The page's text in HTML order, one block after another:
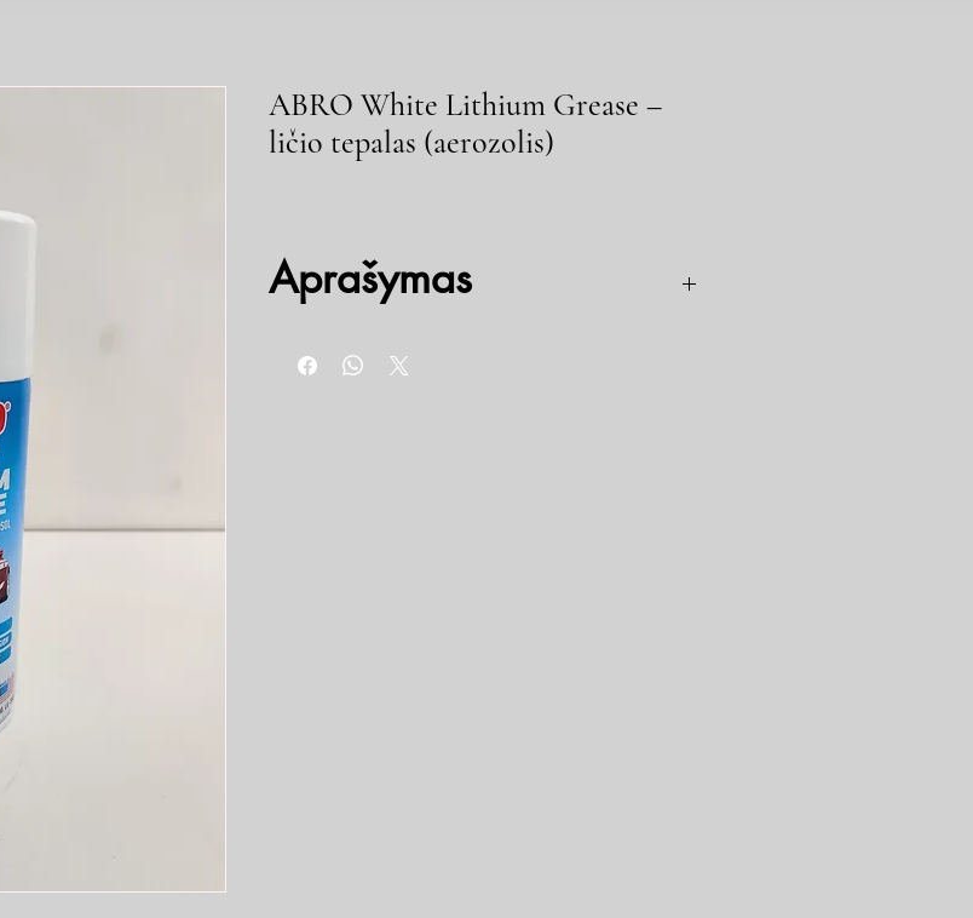
ABRO White Lithium Grease –
ličio tepalas (aerozolis)
Aprašymas
buityje. Puikiai sutepa visus metalus. Apsaugo nuo korozijos ir